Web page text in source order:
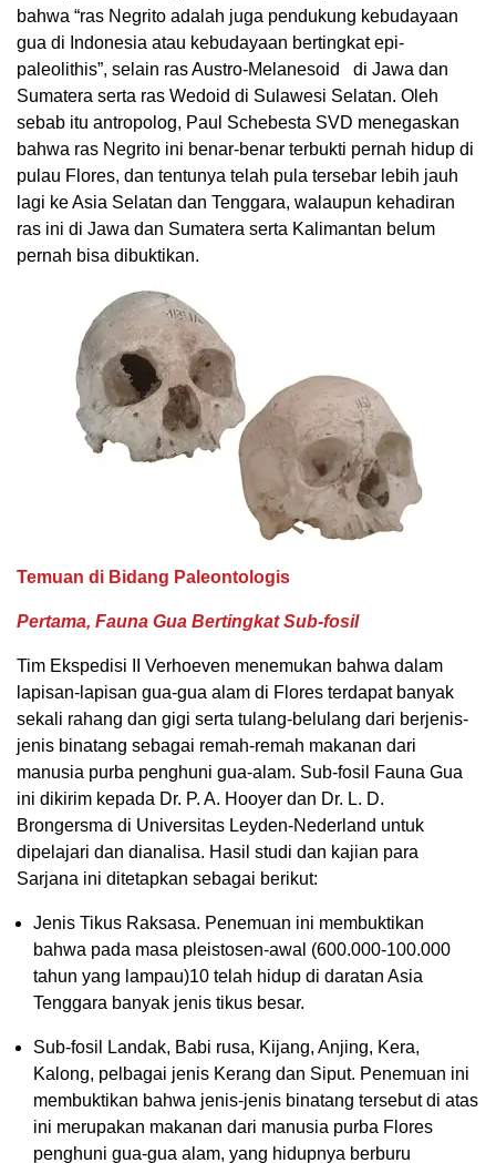
bahwa “ras Negrito adalah juga pendukung kebudayaan
gua di Indonesia atau kebudayaan bertingkat epi-
paleolithis”, selain ras Austro-Melanesoid di Jawa dan
Sumatera serta ras Wedoid di Sulawesi Selatan. Oleh
sebab itu antropolog, Paul Schebesta SVD menegaskan
bahwa ras Negrito ini benar-benar terbukti pernah hidup di
pulau Flores, dan tentunya telah pula tersebar lebih jauh
lagi ke Asia Selatan dan Tenggara, walaupun kehadiran
ras ini di Jawa dan Sumatera serta Kalimantan belum
pernah bisa dibuktikan.
Temuan di Bidang Paleontologis
Pertama, Fauna Gua Bertingkat Sub-fosil
Tim Ekspedisi II Verhoeven menemukan bahwa dalam
lapisan-lapisan gua-gua alam di Flores terdapat banyak
sekali rahang dan gigi serta tulang-belulang dari berjenis-
jenis binatang sebagai remah-remah makanan dari
manusia purba penghuni gua-alam. Sub-fosil Fauna Gua
ini dikirim kepada Dr. P. A. Hooyer dan Dr. L. D.
Brongersma di Universitas Leyden-Nederland untuk
dipelajari dan dianalisa. Hasil studi dan kajian para
Sarjana ini ditetapkan sebagai berikut:
Jenis Tikus Raksasa. Penemuan ini membuktikan
bahwa pada masa pleistosen-awal (600.000-100.000
tahun yang lampau)10 telah hidup di daratan Asia
Tenggara banyak jenis tikus besar.
Sub-fosil Landak, Babi rusa, Kijang, Anjing, Kera,
Kalong, pelbagai jenis Kerang dan Siput. Penemuan ini
membuktikan bahwa jenis-jenis binatang tersebut di atas
ini merupakan makanan dari manusia purba Flores
penghuni gua-gua alam, yang hidupnya berburu